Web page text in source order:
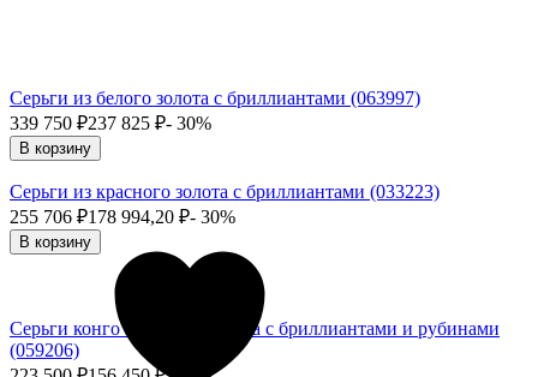
Серьги из белого золота с бриллиантами (063997)
339 750 ₽237 825 ₽- 30%
В корзину
Серьги конго из белого золота с бриллиантами и рубинами
(059206)
Серьги из красного золота с бриллиантами (033223)
255 706 ₽178 994,20 ₽- 30%
В корзину